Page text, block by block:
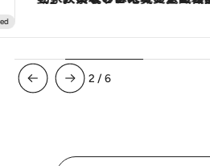
3 /6